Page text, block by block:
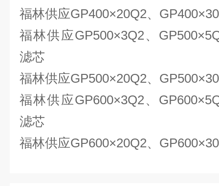
福林供应GP400×20Q2、
福林供应GP500×3Q2、
滤芯
福林供应GP500×20Q2、
福林供应GP600×3Q2、
滤芯
福林供应GP600×20Q2、